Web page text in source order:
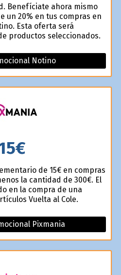
Benefíciate ahora mismo
un 20% en tus compras en
Esta oferta será
productos seleccionados.
Notino
de 15€ en compras
la cantidad de 300€. El
en la compra de una
Vuelta al Cole.
Pixmania